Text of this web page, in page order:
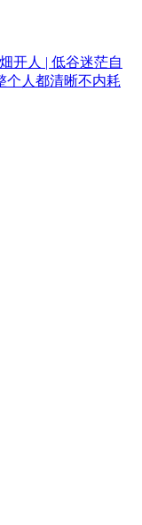
开人 | 低谷迷茫自
个人都清晰不内耗